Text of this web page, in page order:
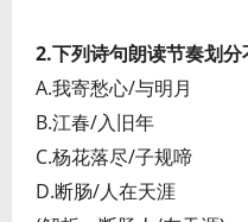
2.下列诗句朗读节奏划
A.我寄愁心/与明
B.江春/入旧年
C.杨花落尽/子规啼
D.断肠/人在天涯